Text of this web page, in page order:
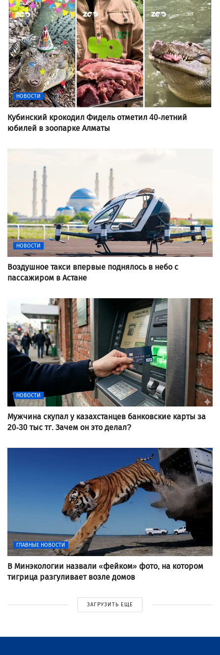
НОВОСТИ
Кубинский крокодил Фидель отметил 40-летний
юбилей в зоопарке Алматы
НОВОСТИ
Воздушное такси впервые поднялось в небо с
пассажиром в Астане
НОВОСТИ
Мужчина скупал у казахстанцев банковские карты за
20-30 тыс тг. Зачем он это делал?
ГЛАВНЫЕ НОВОСТИ
В Минэкологии назвали «фейком» фото, на котором
тигрица разгуливает возле домов
ЗАГРУЗИТЬ ЕЩЕ